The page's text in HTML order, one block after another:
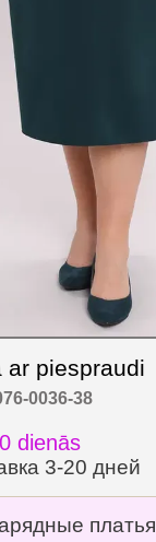
ar piespraudi
0036-38
dienās
3-20 дней
платья